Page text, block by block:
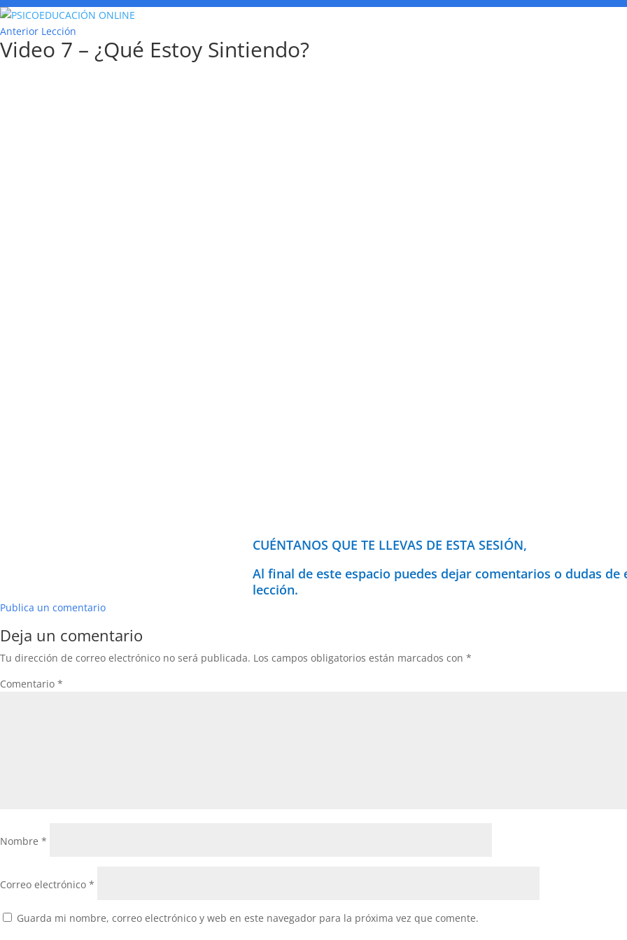
Anterior Lección
Video 7 – ¿Qué Estoy Sintiendo?
CUÉNTANOS QUE TE LLEVAS DE ESTA SESIÓN,
Al final de este espacio puedes dejar comentarios o dudas de
lección.
Publica un comentario
Deja un comentario
Tu dirección de correo electrónico no será publicada. Los campos obligatorios están marcados con *
Comentario *
Nombre *
Correo electrónico *
Guarda mi nombre, correo electrónico y web en este navegador para la próxima vez que comente.